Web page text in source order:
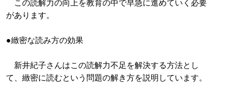
この読解力の向上を教育の中で早急に進めていく必要
があります。
●緻密な読み方の効果
新井紀子さんはこの読解力不足を解決する方法とし
て、緻密に読むという問題の解き方を説明しています。